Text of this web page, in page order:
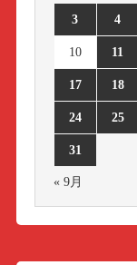
3 4
10 11
17 18
24 25
31
« 9月